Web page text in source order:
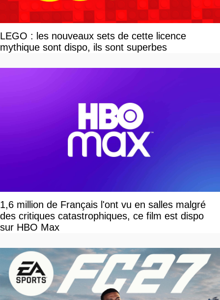
LEGO : les nouveaux sets de cette licence
mythique sont dispo, ils sont superbes
1,6 million de Français l'ont vu en salles malgré
des critiques catastrophiques, ce film est dispo
sur HBO Max